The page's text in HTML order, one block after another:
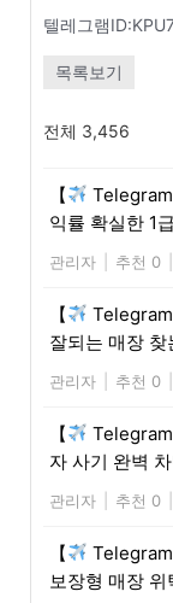
목록보기
전체 3,456
【
익률 확실한 1
관리자 추천 0
【
잘되는 매장
관리자 추천 0
【
자 사기 완벽
관리자 추천 0
【
보장형 매장